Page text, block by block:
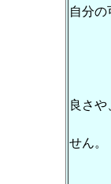
自分の
気
良さや
せん。